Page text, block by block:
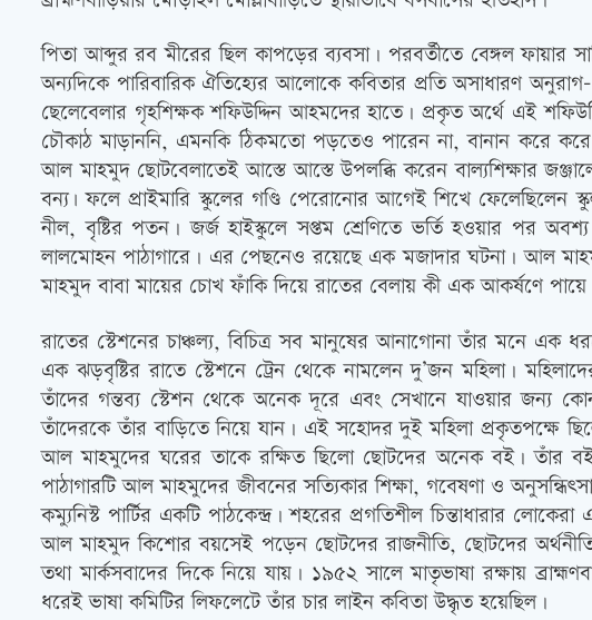
পিতা আব্দুর রব মীরের ছিল কাপড়ের ব্যবসা। পরবর্তীতে বেঙ্গল ফায়ার
অন্যদিকে পারিবারিক ঐতিহ্যের আলোকে কবিতার প্রতি অসাধারণ
ছেলেবেলার গৃহশিক্ষক শফিউদ্দিন আহমদের হাতে। প্রকৃত অর্থে এই
চৌকাঠ মাড়াননি, এমনকি ঠিকমতো পড়তেও পারেন না, বানান করে
আল মাহমুদ ছোটবেলাতেই আস্তে আস্তে উপলব্ধি করেন বাল্যশিক্ষার
বন্য৷ ফলে প্রাইমারি স্কুলের গণ্ডি পেরোনোর আগেই শিখে ফেলেছিলেন
নীল, বৃষ্টির পতন। জর্জ হাইস্কুলে সপ্তম শ্রেণিতে ভর্তি হওয়ার পর
লালমোহন পাঠাগারে। এর পেছনেও রয়েছে এক মজাদার ঘটনা। আল
মাহমুদ বাবা মায়ের চোখ ফাঁকি দিয়ে রাতের বেলায় কী এক আকর্ষণে
রাতের স্টেশনের চাঞ্চল্য, বিচিত্র সব মানুষের আনাগোনা তাঁর মনে এক
এক ঝড়বৃষ্টির রাতে স্টেশনে ট্রেন থেকে নামলেন দু’জন মহিলা।
তাঁদের গন্তব্য স্টেশন থেকে অনেক দূরে এবং সেখানে যাওয়ার জন্য
তাঁদেরকে তাঁর বাড়িতে নিয়ে যান। এই সহোদর দুই মহিলা প্রকৃতপক্ষে
আল মাহমুদের ঘরের তাকে রক্ষিত ছিলো ছোটদের অনেক বই। তাঁর
পাঠাগারটি আল মাহমুদের জীবনের সত্যিকার শিক্ষা, গবেষণা ও
কম্যুনিস্ট পার্টির একটি পাঠকেন্দ্র। শহরের প্রগতিশীল চিন্তাধারার
আল মাহমুদ কিশোর বয়সেই পড়েন ছোটদের রাজনীতি, ছোটদের
তথা মার্কসবাদের দিকে নিয়ে যায়। ১৯৫২ সালে মাতৃভাষা রক্ষায়
ধরেই ভাষা কমিটির লিফলেটে তাঁর চার লাইন কবিতা উদ্ধৃত হয়েছিল।